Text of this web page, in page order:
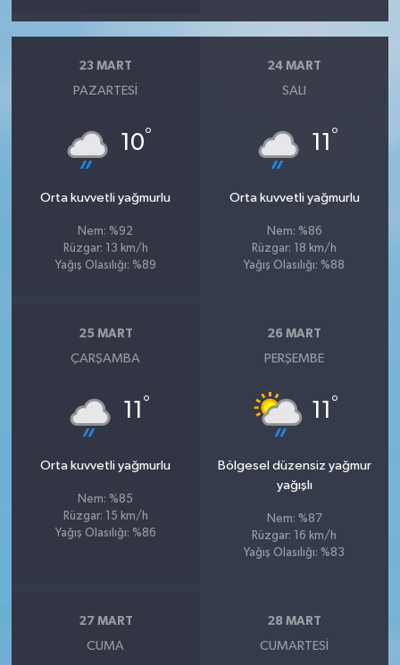
23 MART
PAZARTESI
10°
Orta kuvvetli yağmurlu
Nem: %92
Rüzgar: 13 km/h
Yağış Olasılığı: %89
24 MART
SALI
11 °
Orta kuvvetli yağmurlu
Nem: %86
Rüzgar: 18 km/h
Yağış Olasılığı: %88
25 MART
ÇARŞAMBA
11 °
Orta kuvvetli yağmurlu
Nem: %85
Rüzgar: 15 km/h
Yağış Olasılığı: %86
26 MART
PERŞEMBE
11 °
Bölgesel düzensiz yağmur
yağışlı
Nem: %87
Rüzgar: 16 km/h
Yağış Olasılığı: %83
27 MART
CUMA
28 MART
CUMARTESI